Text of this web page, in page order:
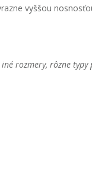
vyššou
rozmery, rôzne